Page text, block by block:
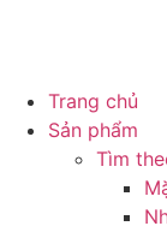
Trang chủ
Sản phẩm
Tìm